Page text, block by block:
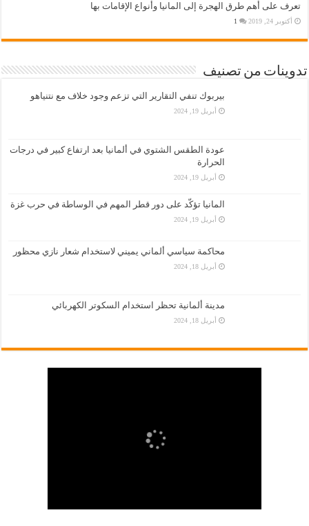
تعرف على أهم طرق الهجرة إلى المانيا وأنواع الإقامات بها
أكتوبر 24, 2019 1
تدوينات من تصنيف
بيربوك تنفي التقارير التي تزعم وجود خلاف مع نتنياهو
أبريل 19, 2024
عودة الطقس الشتوي في ألمانيا بعد ارتفاع كبير في درجات
الحرارة
أبريل 19, 2024
المانيا تؤكّد على دور قطر المهم في الوساطة في حرب غزة
أبريل 19, 2024
محاكمة سياسي ألماني يميني لاستخدام شعار نازي محظور
أبريل 18, 2024
مدينة ألمانية تحظر استخدام السكوتر الكهربائي
أبريل 18, 2024